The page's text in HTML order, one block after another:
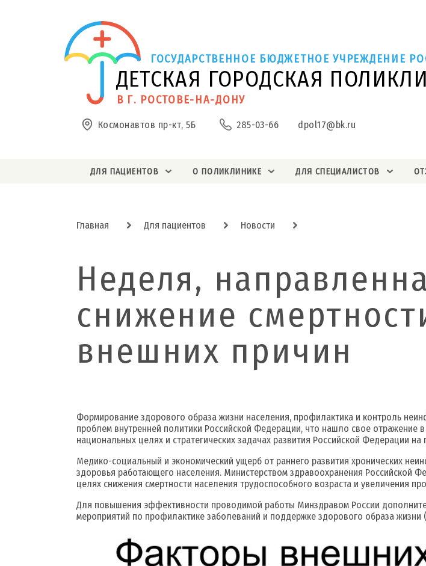
ДЕТСКАЯ ГОРОДСКАЯ
ГОСУДАРСТВЕННОЕ БЮДЖЕТНОЕ УЧРЕЖДЕНИЕ
В Г. РОСТОВЕ-НА-ДОНУ
Космонавтов пр-кт, 5Б 285-03-66 dpol17@bk.ru
ДЛЯ ПАЦИЕНТОВ О ПОЛИКЛИНИКЕ ДЛЯ СПЕЦИАЛИСТОВ
Главная Для пациентов Новости
Неделя,
снижение
внешних причин
Формирование здорового образа жизни населения, профилактика и контроль
проблем внутренней политики Российской Федерации, что нашло свое
национальных целях и стратегических задачах развития Российской Федерации
Медико-социальный и экономический ущерб от раннего развития хронических
здоровья работающего населения. Министерством здравоохранения Российской
целях снижения смертности населения трудоспособного возраста и увеличения
Для повышения эффективности проводимой работы Минздравом России
мероприятий по профилактике заболеваний и поддержке здорового образа